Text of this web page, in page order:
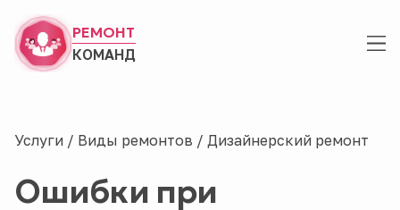
РЕМОНТ
КОМАНД
Услуги / Виды ремонтов / Дизайнерский ремонт
Ошибки при